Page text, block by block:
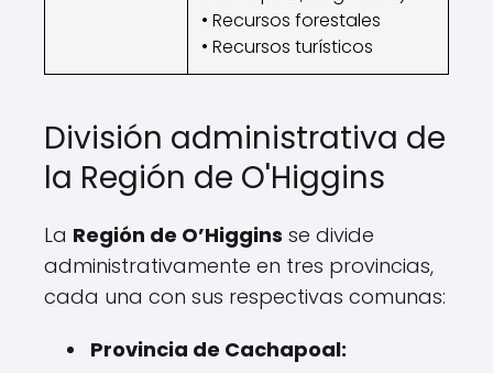
• Recursos forestales
• Recursos turísticos
División administrativa de
la Región de O'Higgins
La Región de O’Higgins se divide
administrativamente en tres provincias,
cada una con sus respectivas comunas:
Provincia de Cachapoal: